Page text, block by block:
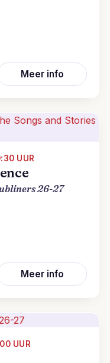
Meer info
UUR
26-27
Meer info
UUR